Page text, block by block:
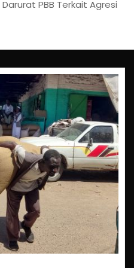
PBB Terkait Agresi